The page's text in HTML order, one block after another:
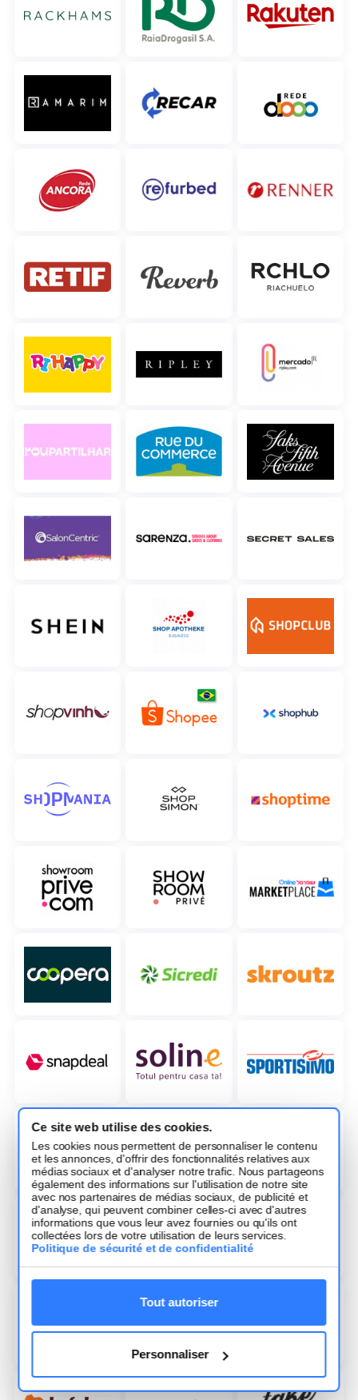
Ce site web utilise des cookies.
Les cookies nous permettent de personnaliser le contenu
et les annonces, d'offrir des fonctionnalités relatives aux
médias sociaux et d'analyser notre trafic. Nous partageons
également des informations sur l'utilisation de notre site
avec nos partenaires de médias sociaux, de publicité et
d'analyse, qui peuvent combiner celles-ci avec d'autres
informations que vous leur avez fournies ou qu'ils ont
collectées lors de votre utilisation de leurs services.
Politique de sécurité et de confidentialité
Tout autoriser
Personnaliser